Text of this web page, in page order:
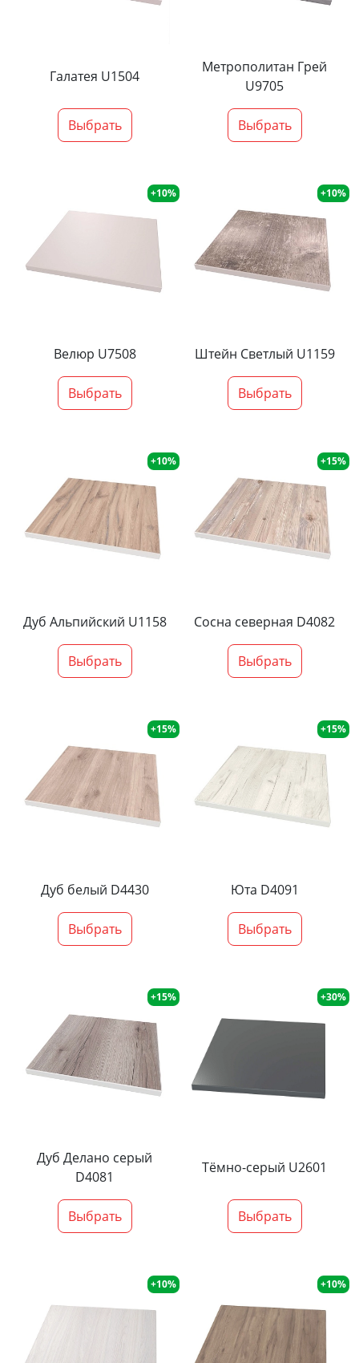
Галатея U1504
Выбрать
Метрополитан Грей
U9705
Выбрать
+10%
Велюр U7508
Выбрать
+10%
Штейн Светлый U1159
Выбрать
+10%
Дуб Альпийский U1158
Выбрать
+15%
Сосна северная D4082
Выбрать
+15%
Дуб белый D4430
Выбрать
+15%
Юта D4091
Выбрать
+15%
Дуб Делано серый
D4081
Выбрать
+30%
Тёмно-серый U2601
Выбрать
+10% +10%